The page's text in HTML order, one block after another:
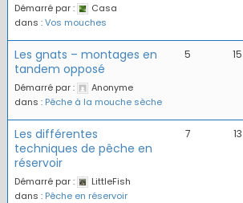
Démarré par :
Casa
dans :Vos mouches
Les gnats – montages en
tandem opposé
Démarré par :
Anonyme
dans : Pêche à la mouche sèche
5 15
Les différentes
techniques de pêche en
réservoir
Démarré par :
LittleFish
dans : Pêche en réservoir
7 13